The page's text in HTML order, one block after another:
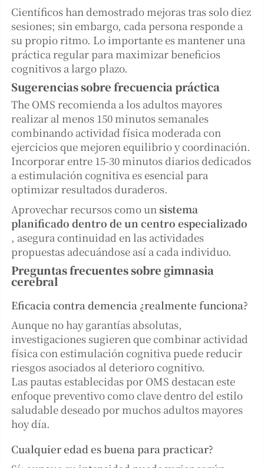
Científicos han demostrado mejoras tras solo diez
sesiones; sin embargo, cada persona responde a
su propio ritmo. Lo importante es mantener una
práctica regular para maximizar beneficios
cognitivos a largo plazo.
Sugerencias sobre frecuencia práctica
The OMS recomienda a los adultos mayores
realizar al menos 150 minutos semanales
combinando actividad física moderada con
ejercicios que mejoren equilibrio y coordinación.
Incorporar entre 15-30 minutos diarios dedicados
a estimulación cognitiva es esencial para
optimizar resultados duraderos.
Aprovechar recursos como unsistema
planificado dentro de un centro especializado
, asegura continuidad en las actividades
propuestas adecuándose así a cada individuo.
Preguntas frecuentes sobre gimnasia
cerebral
Eficacia contra demencia ¿realmente funciona?
Aunque no hay garantías absolutas,
investigaciones sugieren que combinar actividad
física con estimulación cognitiva puede reducir
riesgos asociados al deterioro cognitivo.
Las pautas establecidas por OMS destacan este
enfoque preventivo como clave dentro del estilo
saludable deseado por muchos adultos mayores
hoy día.
Cualquier edad es buena para practicar?